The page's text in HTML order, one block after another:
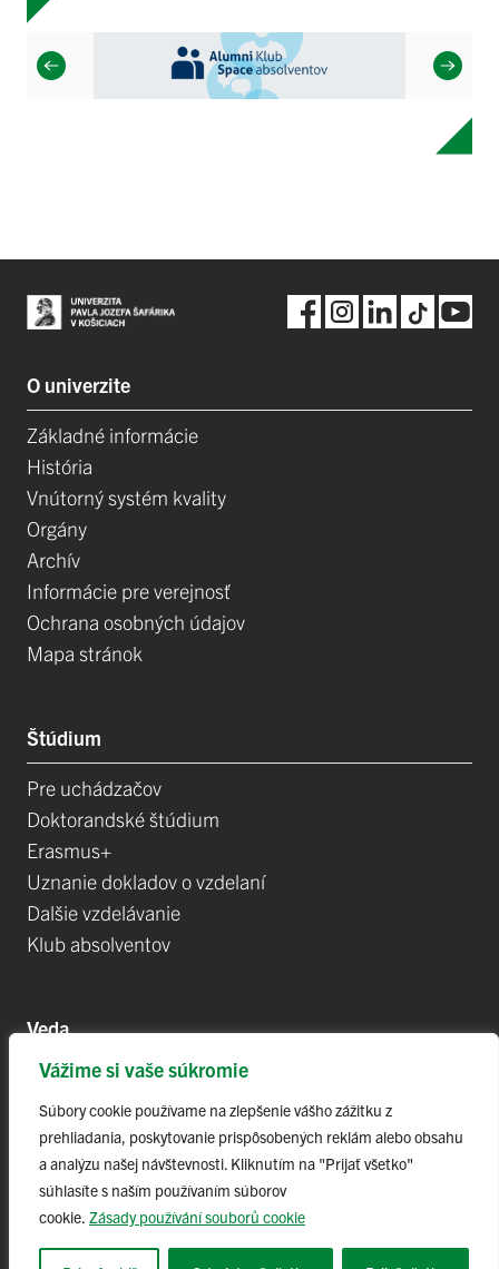
Vážime si vaše súkromie
Súbory cookie používame na zlepšenie vášho zážitku z
prehliadania, poskytovanie prispôsobených reklám alebo obsahu
a analýzu našej návštevnosti. Kliknutím na "Prijať všetko"
súhlasíte s naším používaním súborov
cookie. Zásady používání souborů cookie
O univerzite
Základné informácie
História
Vnútorný systém kvality
Orgány
Archív
Informácie pre verejnosť
Ochrana osobných údajov
Mapa stránok
Štúdium
Pre uchádzačov
Doktorandské štúdium
Erasmus+
Uznanie dokladov o vzdelaní
Dalšie vzdelávanie
Klub absolventov
Veda
Postdoktorandské pozíce
Projekty
Špičkové tímy
TIP-UPJŠ
Vedecké parky
Evidencia publikačnej činnosti